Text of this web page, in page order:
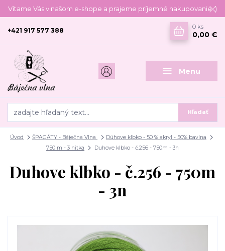
Vítame Vás v našom e-shope a prajeme príjemné nakupovanie :)
Menu
Hľadať
+421 917 577 388
0 ks
0,00 €
Úvod ŠPAGÁTY - Báječna Vlna
Dúhove klbko - 50 % akryl - 50% bavlna
750 m - 3 nitka
Duhove klbko - č.256 - 750m - 3n
Duhove klbko - č.256 - 750m
- 3n